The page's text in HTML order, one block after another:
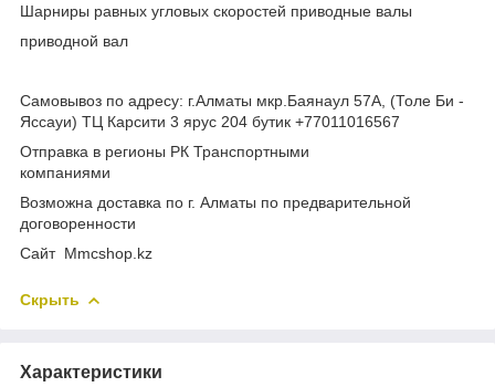
Шарниры равных угловых скоростей приводные валы
приводной вал
Самовывоз по адресу: г.Алматы мкр.Баянаул 57А, (Толе Би -
Яссауи) ТЦ Карсити 3 ярус 204 бутик +77011016567
Отправка в регионы РК Транспортными
компаниями
Возможна доставка по г. Алматы по предварительной
договоренности
Cайт Mmcshop.kz
Скрыть
Характеристики